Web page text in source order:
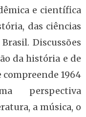
e científica
das ciências
Discussões
da história e de
1964
perspectiva
a música, o